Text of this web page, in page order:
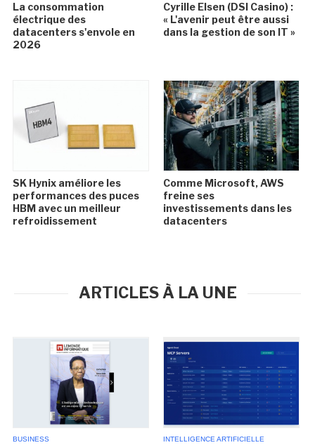
La consommation
électrique des
datacenters s'envole en
2026
Cyrille Elsen (DSI Casino) :
« L'avenir peut être aussi
dans la gestion de son IT »
SK Hynix améliore les
performances des puces
HBM avec un meilleur
refroidissement
Comme Microsoft, AWS
freine ses
investissements dans les
datacenters
ARTICLES À LA UNE
BUSINESS INTELLIGENCE ARTIFICIELLE